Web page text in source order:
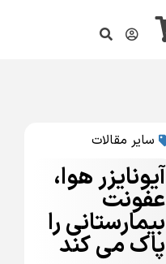
سایر مقالات
آیونایزر هوا،
عفونت
بیمارستانی را
پاک می کند